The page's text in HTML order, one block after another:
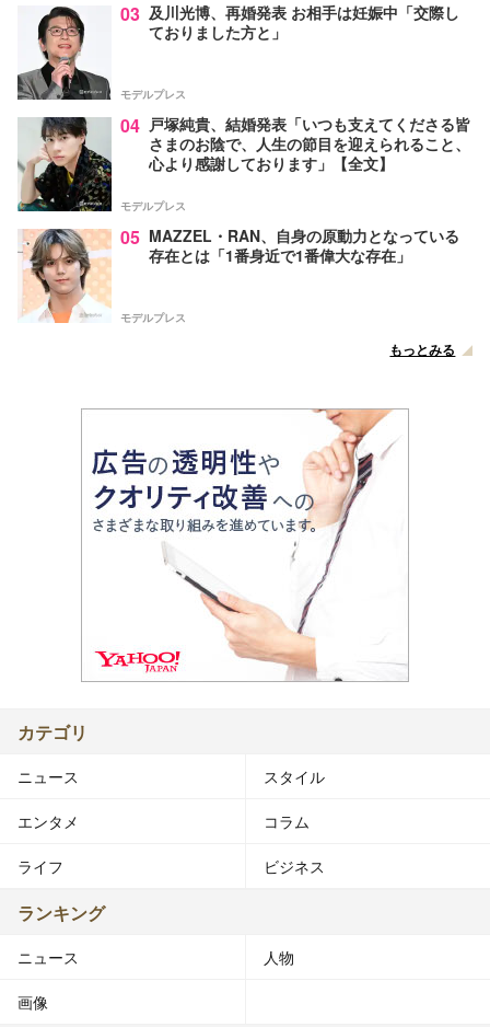
03 及川光博、再婚発表 お相手は妊娠中「交際し
ておりました方と」
モデルプレス
04 戸塚純貴、結婚発表「いつも支えてくださる皆
さまのお陰で、人生の節目を迎えられること、
心より感謝しております」【全文】
モデルプレス
05 MAZZEL・RAN、自身の原動力となっている
存在とは「1番身近で1番偉大な存在」
モデルプレス
もっとみる
カテゴリ
ニュース スタイル
エンタメ コラム
ライフ ビジネス
ランキング
ニュース 人物
画像